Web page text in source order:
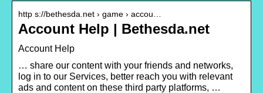
http s://bethesda.net › game › accou…
Account Help | Bethesda.net
Account Help
… share our content with your friends and networks,
log in to our Services, better reach you with relevant
ads and content on these third party platforms, …